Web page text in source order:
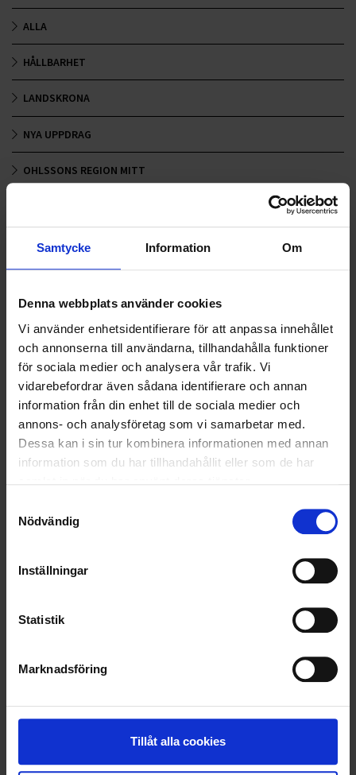
Samtycke Information Om
Denna webbplats använder cookies
Vi använder enhetsidentifierare för att anpassa innehållet
och annonserna till användarna, tillhandahålla funktioner
för sociala medier och analysera vår trafik. Vi
vidarebefordrar även sådana identifierare och annan
information från din enhet till de sociala medier och
annons- och analysföretag som vi samarbetar med.
Dessa kan i sin tur kombinera informationen med annan
information som du har tillhandahållit eller som de har
Nödvändig
Inställningar
Statistik
Marknadsföring
Tillåt alla cookies
ALLA
HÅLLBARHET
LANDSKRONA
NYA UPPDRAG
OHLSSONS REGION MITT
OHLSSONS REGION VÄST
SAMARBETEN
SOCIALT ANSVAR
VELLINGE